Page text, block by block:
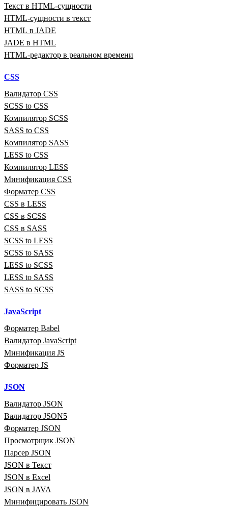
Текст в HTML‑сущности
HTML‑сущности в текст
HTML в JADE
JADE в HTML
HTML‑редактор в реальном времени
CSS
Валидатор CSS
SCSS to CSS
Компилятор SCSS
SASS to CSS
Компилятор SASS
LESS to CSS
Компилятор LESS
Минификация CSS
Форматер CSS
CSS в LESS
CSS в SCSS
CSS в SASS
SCSS to LESS
SCSS to SASS
LESS to SCSS
LESS to SASS
SASS to SCSS
JavaScript
Форматер Babel
Валидатор JavaScript
Минификация JS
Форматер JS
JSON
Валидатор JSON
Валидатор JSON5
Форматер JSON
Просмотрщик JSON
Парсер JSON
JSON в Текст
JSON в Excel
JSON в JAVA
Минифицировать JSON